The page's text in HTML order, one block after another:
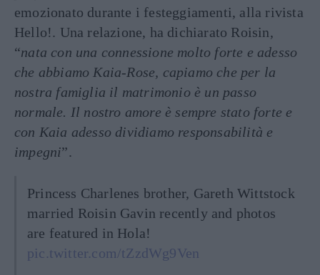
emozionato durante i festeggiamenti, alla rivista
Hello!. Una relazione, ha dichiarato Roisin,
“nata con una connessione molto forte e adesso
che abbiamo Kaia-Rose, capiamo che per la
nostra famiglia il matrimonio è un passo
normale. Il nostro amore è sempre stato forte e
con Kaia adesso dividiamo responsabilità e
impegni”.
Princess Charlenes brother, Gareth Wittstock
married Roisin Gavin recently and photos
are featured in Hola!
pic.twitter.com/tZzdWg9Ven